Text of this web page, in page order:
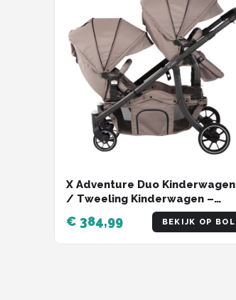
Done by Deer
Funnies.
Alle merken →
X Adventure Duo Kinderwagen
/ Tweeling Kinderwagen –
€ 384,99 BEKIJK OP BOL